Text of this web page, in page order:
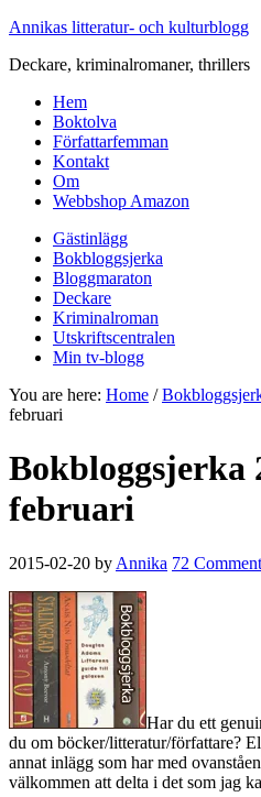
Annikas litteratur- och kulturblogg
Deckare, kriminalromaner, thrillers
Hem
Boktolva
Författarfemman
Kontakt
Om
Webbshop Amazon
Gästinlägg
Bokbloggsjerka
Bloggmaraton
Deckare
Kriminalroman
Utskriftscentralen
Min tv-blogg
You are here: Home /
februari
Bokbloggsjerka
februari
2015-02-20 by Annika 72
Har du ett
du om böcker/litteratur/författare?
annat inlägg som har med
välkommen att delta i det som jag